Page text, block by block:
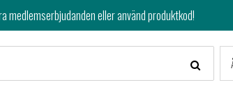
eller använd produktkod!